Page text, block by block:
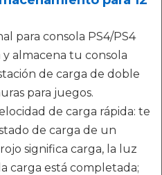
para consola PS4/PS4
almacena tu consola
de carga de doble
para juegos.
de carga rápida: te
de carga de un
significa carga, la luz
carga está completada;